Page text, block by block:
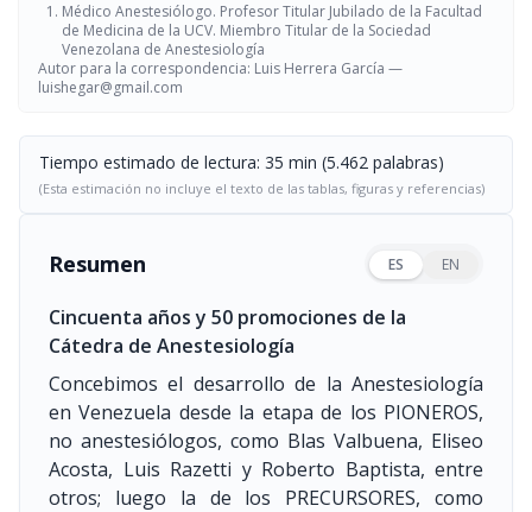
Médico Anestesiólogo. Profesor Titular Jubilado de la Facultad
de Medicina de la UCV. Miembro Titular de la Sociedad
Venezolana de Anestesiología
Autor para la correspondencia: Luis Herrera García —
luishegar@gmail.com
Tiempo estimado de lectura: 35 min (5.462 palabras)
(Esta estimación no incluye el texto de las tablas, figuras y referencias)
Resumen ES EN
Cincuenta años y 50 promociones de la
Cátedra de Anestesiología
Concebimos el desarrollo de la Anestesiología
en Venezuela desde la etapa de los PIONEROS,
no anestesiólogos, como Blas Valbuena, Eliseo
Acosta, Luis Razetti y Roberto Baptista, entre
otros; luego la de los PRECURSORES, como